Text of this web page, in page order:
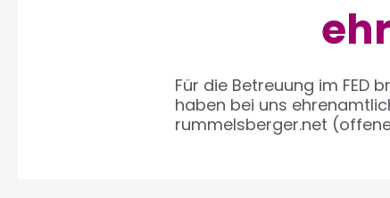
Für die Betreuung im FED
haben bei uns
rummelsberger.net